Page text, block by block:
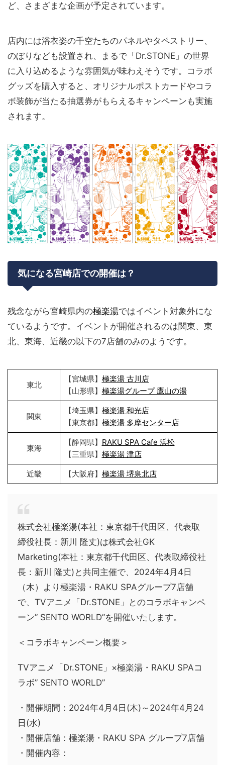
ど、さまざまな企画が予定されています。
店内には浴衣姿の千空たちのパネルやタペストリー、
のぼりなども設置され、まるで「Dr.STONE」の世界
に入り込めるような雰囲気が味わえそうです。コラボ
グッズを購入すると、オリジナルポストカードやコラ
ボ装飾が当たる抽選券がもらえるキャンペーンも実施
されます。
気になる宮崎店での開催は？
残念ながら宮崎県内の極楽湯ではイベント対象外にな
ているようです。イベントが開催されるのは関東、東
北、東海、近畿の以下の7店舗のみのようです。
東北
【宮城県】 極楽湯 古川店
【山形県】 極楽湯グループ 鷹山の湯
関東
【埼玉県】 極楽湯 和光店
【東京都】 極楽湯 多摩センター店
東海
【静岡県】 RAKU SPA Cafe 浜松
【三重県】 極楽湯 津店
近畿 【大阪府】 極楽湯 堺泉北店
株式会社極楽湯(本社：東京都千代田区、代表取
締役社長：新川 隆丈)は株式会社GK
Marketing(本社：東京都千代田区、代表取締役社
長：新川 隆丈)と共同主催で、2024年4月4日
（木）より極楽湯・RAKU SPAグループ7店舗
で、TVアニメ「Dr.STONE」とのコラボキャンペ
ーン” SENTO WORLD”を開催いたします。
＜コラボキャンペーン概要＞
TVアニメ「Dr.STONE」×極楽湯・RAKU SPAコ
ラボ” SENTO WORLD”
・開催期間：2024年4月4日(木)～2024年4月24
日(水)
・開催店舗：極楽湯・RAKU SPA グループ7店舗
・開催内容：